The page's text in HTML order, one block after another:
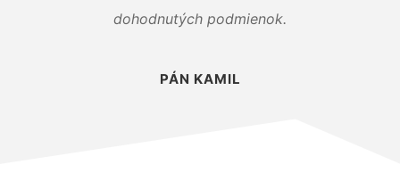
dohodnutých podmienok.
PÁN KAMIL